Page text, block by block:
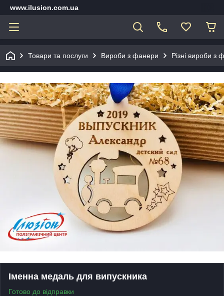
www.ilusion.com.ua
Товари та послуги Вироби з фанери Різні вироби з
Іменна медаль для випускника
Готово до відправки